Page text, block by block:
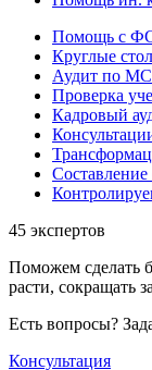
Помощь с
Круглые
Аудит по
Проверка
Кадровый
45 экспертов
Поможем сделать
расти, cокращать
Есть вопросы?
Консультация